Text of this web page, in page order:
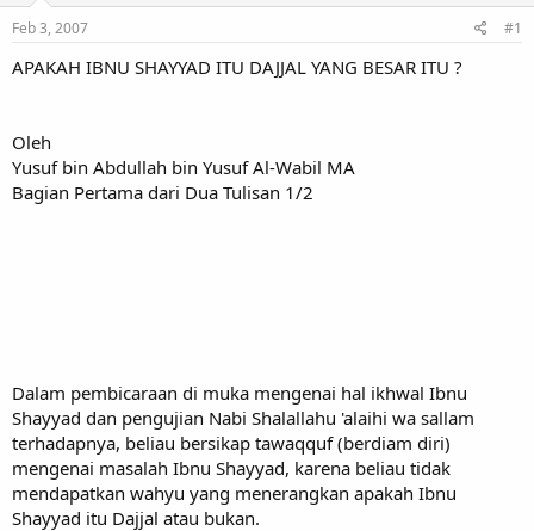
s
t
a
r
e
Feb 3, 2007 #1
APAKAH IBNU SHAYYAD ITU DAJJAL YANG BESAR ITU ?
Oleh
Yusuf bin Abdullah bin Yusuf Al-Wabil MA
Bagian Pertama dari Dua Tulisan 1/2
Dalam pembicaraan di muka mengenai hal ikhwal Ibnu
Shayyad dan pengujian Nabi Shalallahu 'alaihi wa sallam
terhadapnya, beliau bersikap tawaqquf (berdiam diri)
mengenai masalah Ibnu Shayyad, karena beliau tidak
mendapatkan wahyu yang menerangkan apakah Ibnu
Shayyad itu Dajjal atau bukan.